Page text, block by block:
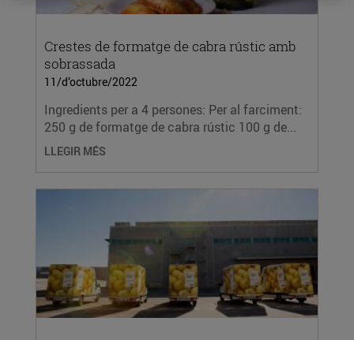
Crestes de formatge de cabra rústic amb
sobrassada
11/d’octubre/2022
Ingredients per a 4 persones: Per al farciment:
250 g de formatge de cabra rústic 100 g de...
LLEGIR MÉS